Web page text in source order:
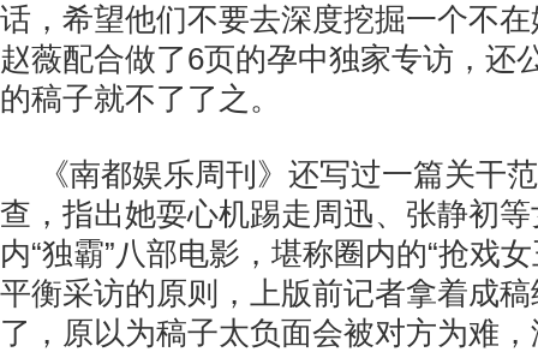
话，希望他们不要去深度挖掘一个不
赵薇配合做了6页的孕中独家专访，还
的稿子就不了了之。
《南都娱乐周刊》还写过一篇关干
查，指出她耍心机踢走周迅、张静初
内“独霸”八部电影，堪称圈内的“抢戏
平衡采访的原则，上版前记者拿着成
了，原以为稿子太负面会被对方为难